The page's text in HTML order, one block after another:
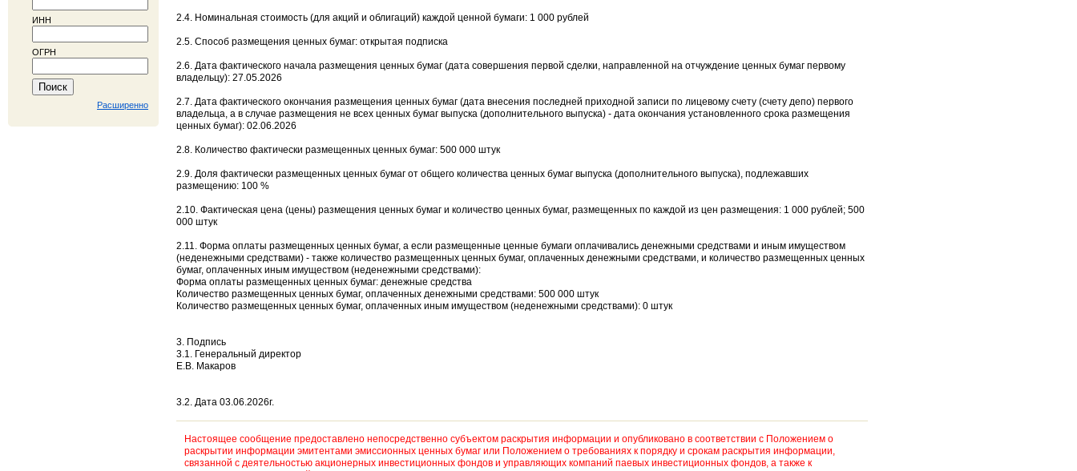
ИНН
ОГРН
Расширенно
2.4. Номинальная стоимость (для акций и облигаций) каждой ценной бумаги: 1 000 рублей
2.5. Способ размещения ценных бумаг: открытая подписка
2.6. Дата фактического начала размещения ценных бумаг (дата совершения первой сделки, направленной на отчуждение ценных бумаг первому
владельцу): 27.05.2026
2.7. Дата фактического окончания размещения ценных бумаг (дата внесения последней приходной записи по лицевому счету (счету депо) первого
владельца, а в случае размещения не всех ценных бумаг выпуска (дополнительного выпуска) - дата окончания установленного срока размещения
ценных бумаг): 02.06.2026
2.8. Количество фактически размещенных ценных бумаг: 500 000 штук
2.9. Доля фактически размещенных ценных бумаг от общего количества ценных бумаг выпуска (дополнительного выпуска), подлежавших
размещению: 100 %
2.10. Фактическая цена (цены) размещения ценных бумаг и количество ценных бумаг, размещенных по каждой из цен размещения: 1 000 рублей; 500
000 штук
2.11. Форма оплаты размещенных ценных бумаг, а если размещенные ценные бумаги оплачивались денежными средствами и иным имуществом
(неденежными средствами) - также количество размещенных ценных бумаг, оплаченных денежными средствами, и количество размещенных ценных
бумаг, оплаченных иным имуществом (неденежными средствами):
Форма оплаты размещенных ценных бумаг: денежные средства
Количество размещенных ценных бумаг, оплаченных денежными средствами: 500 000 штук
Количество размещенных ценных бумаг, оплаченных иным имуществом (неденежными средствами): 0 штук
3. Подпись
3.1. Генеральный директор
Е.В. Макаров
3.2. Дата 03.06.2026г.
Настоящее сообщение предоставлено непосредственно субъектом раскрытия информации и опубликовано в соответствии с Положением о
раскрытии информации эмитентами эмиссионных ценных бумаг или Положением о требованиях к порядку и срокам раскрытия информации,
связанной с деятельностью акционерных инвестиционных фондов и управляющих компаний паевых инвестиционных фондов, а также к